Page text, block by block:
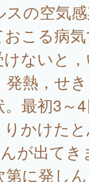
の空気
こる病
ないと
熱，せ
。最初3
かけた
が出てき
に発し